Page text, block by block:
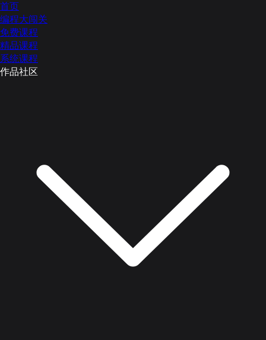
首页
编程大闯关
免费课程
精品课程
系统课程
作品社区